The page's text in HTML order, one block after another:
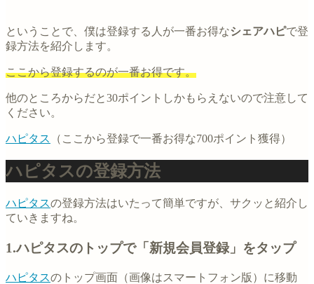
ということで、僕は登録する人が一番お得なシェアハピで登
録方法を紹介します。
ここから登録するのが一番お得です。
他のところからだと30ポイントしかもらえないので注意して
ください。
ハピタス （ここから登録で一番お得な700ポイント獲得）
ハピタスの登録方法
ハピタスの登録方法はいたって簡単ですが、サクッと紹介し
ていきますね。
1.ハピタスのトップで「新規会員登録」をタップ
ハピタスのトップ画面（画像はスマートフォン版）に移動